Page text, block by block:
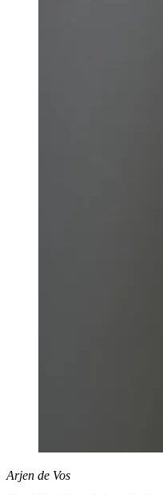
Arjen de Vos